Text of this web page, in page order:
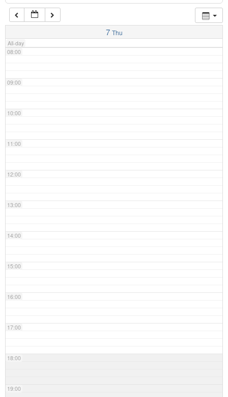
7 Thu
All-day
07:00
08:00
09:00
10:00
11:00
12:00
13:00
14:00
15:00
16:00
17:00
18:00
19:00